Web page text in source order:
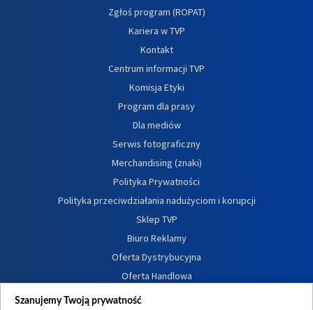
Zgłoś program (ROPAT)
Kariera w TVP
Kontakt
Centrum informacji TVP
Komisja Etyki
Program dla prasy
Dla mediów
Serwis fotograficzny
Merchandising (znaki)
Polityka Prywatności
Polityka przeciwdziałania nadużyciom i korupcji
Sklep TVP
Biuro Reklamy
Oferta Dystrybucyjna
Oferta Handlowa
Dostępność
Szanujemy Twoją prywatność